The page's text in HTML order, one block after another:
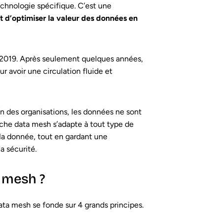
spécifique. C’est une
d’optimiser la valeur des données en
Après seulement quelques années,
avoir une circulation fluide et
des organisations, les données ne sont
data mesh s’adapte à tout type de
donnée, tout en gardant une
sécurité.
?
mesh se fonde sur 4 grands principes.